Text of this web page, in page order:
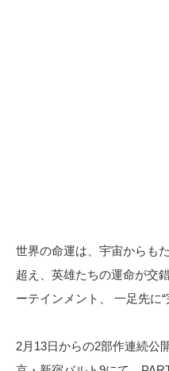
世界の命運は、宇宙からも
超え、英雄たちの運命が交
ーテインメント、 一足先に“
2月13日からの2部作連続公